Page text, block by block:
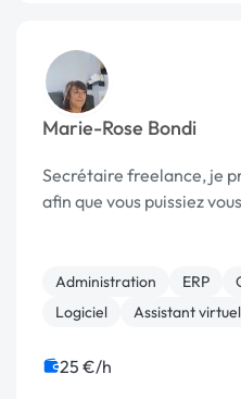
Marie-Rose Bondi
Secrétaire freelance, je
afin que vous puissiez
Administration ERP
Logiciel
Assistant virtuel
25 €/h